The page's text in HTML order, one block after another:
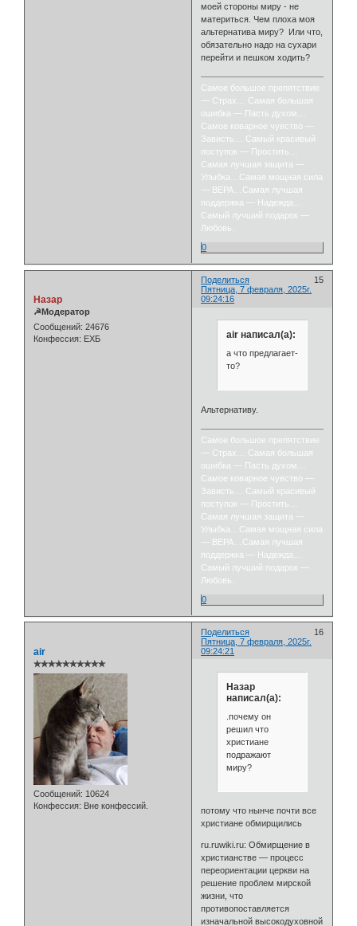
моей стороны миру - не
материться. Чем плоха моя
альтернатива миру? Или что,
обязательно надо на сухари
перейти и пешком ходить?
Самое большое препятствие
— Страх… Самая большая
ошибка — Пасть духом…
Самое коварное чувство —
Зависть… Самый красивый
поступок — Простить…
Самая лучшая защита —
Улыбка…Самая мощная сила
— ВЕРА…Самая лучшая
поддержка — Надежда…
Самый лучший подарок —
Любовь.
0
Поделиться
15
Пятница, 7 февраля, 2025г.
09:24:16
Назар
☭Модератор
Сообщений: 24676
Конфессия: ЕХБ air написал(а):
а что предлагает-
то?
Альтернативу.
Самое большое препятствие
— Страх… Самая большая
ошибка — Пасть духом…
Самое коварное чувство —
Зависть… Самый красивый
поступок — Простить…
Самая лучшая защита —
Улыбка…Самая мощная сила
— ВЕРА…Самая лучшая
поддержка — Надежда…
Самый лучший подарок —
Любовь.
0
Поделиться
16
Пятница, 7 февраля, 2025г.
09:24:21
air
✯✯✯✯✯✯✯✯✯✯
Сообщений: 10624
Конфессия: Вне конфессий.
Назар
написал(а):
.почему он
решил что
христиане
подражают
миру?
потому что нынче почти все
христиане обмирщились
ru.ruwiki.ru: Обмирщение в
христианстве — процесс
переориентации церкви на
решение проблем мирской
жизни, что
противопоставляется
изначальной высокодуховной